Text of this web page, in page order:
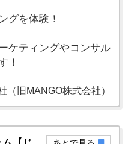
グを体験！
ケティングやコンサル
！
（旧MANGO株式会社）